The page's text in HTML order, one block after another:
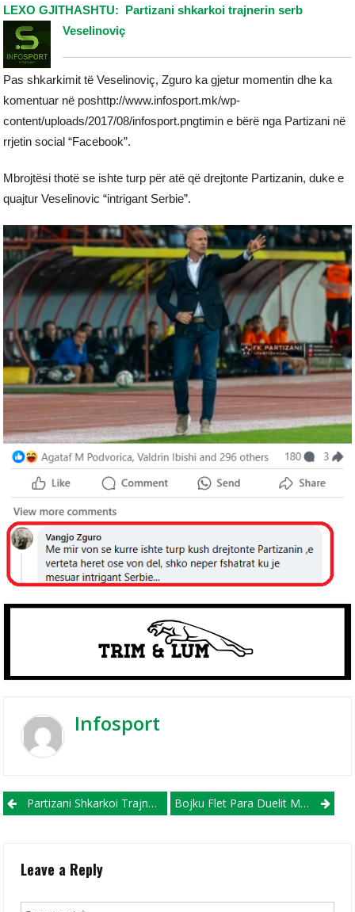
LEXO GJITHASHTU: Partizani shkarkoi trajnerin serb
Veselinoviç
Pas shkarkimit të Veselinoviç, Zguro ka gjetur momentin dhe ka
komentuar në poshttp://www.infosport.mk/wp-
content/uploads/2017/08/infosport.pngtimin e bërë nga Partizani në
rrjetin social “Facebook”.
Mbrojtësi thotë se ishte turp për atë që drejtonte Partizanin, duke e
quajtur Veselinovic “intrigant Serbie”.
Infosport
Post navigation
Partizani Shkarkoi Trajnerin Serb Veselinoviç Bojku Flet Para Duelit Me Vardarin: Besoj Pikët Do Mbeten Në Strugë
Leave a Reply